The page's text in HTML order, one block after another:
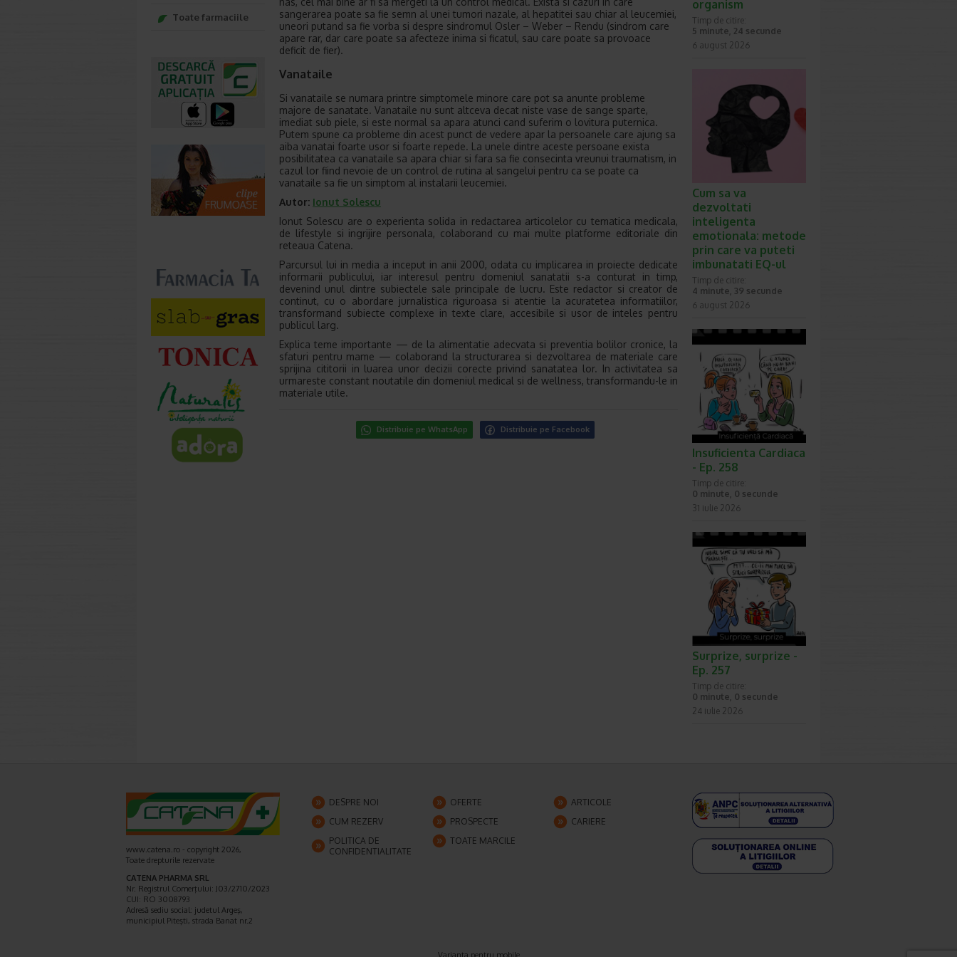
sangerarea poate sa fie semn al unei tumori nazale, al hepatitei sau chiar al leucemiei,
uneori putand sa fie vorba si despre sindromul Osler – Weber – Rendu (sindrom care
apare rar, dar care poate sa afecteze inima si ficatul, sau care poate sa provoace
deficit de fier).
Vanataile
Si vanataile se numara printre simptomele minore care pot sa anunte probleme
majore de sanatate. Vanataile nu sunt altceva decat niste vase de sange sparte,
imediat sub piele, si este normal sa apara atunci cand suferim o lovitura puternica.
Putem spune ca probleme din acest punct de vedere apar la persoanele care ajung sa
aiba vanatai foarte usor si foarte repede. La unele dintre aceste persoane exista
posibilitatea ca vanataile sa apara chiar si fara sa fie consecinta vreunui traumatism, in
cazul lor fiind nevoie de un control de rutina al sangelui pentru ca se poate ca
vanataile sa fie un simptom al instalarii leucemiei.
Autor: Ionut Solescu
Ionut Solescu are o experienta solida in redactarea articolelor cu tematica medicala,
de lifestyle si ingrijire personala, colaborand cu mai multe platforme editoriale din
reteaua Catena.
Parcursul lui in media a inceput in anii 2000, odata cu implicarea in proiecte dedicate
informarii publicului, iar interesul pentru domeniul sanatatii s-a conturat in timp,
devenind unul dintre subiectele sale principale de lucru. Este redactor si creator de
continut, cu o abordare jurnalistica riguroasa si atentie la acuratetea informatiilor,
transformand subiecte complexe in texte clare, accesibile si usor de inteles pentru
publicul larg.
Explica teme importante — de la alimentatie adecvata si preventia bolilor cronice, la
sfaturi pentru mame — colaborand la structurarea si dezvoltarea de materiale care
sprijina cititorii in luarea unor decizii corecte privind sanatatea lor. In activitatea sa
urmareste constant noutatile din domeniul medical si de wellness, transformandu-le in
materiale utile.
Distribuie pe WhatsApp Distribuie pe Facebook
Toate farmaciile
organism
Timp de citire:
5 minute, 24 secunde
6 august 2026
Cum sa va
dezvoltati
inteligenta
emotionala: metode
prin care va puteti
imbunatati EQ-ul
Timp de citire:
4 minute, 39 secunde
6 august 2026
Insuficienta Cardiaca
- Ep. 258
Timp de citire:
0 minute, 0 secunde
31 iulie 2026
Surprize, surprize -
Ep. 257
Timp de citire:
0 minute, 0 secunde
24 iulie 2026
www.catena.ro - copyright 2026,
Toate drepturile rezervate
CATENA PHARMA SRL
Nr. Registrul Comerţului: J03/2710/2023
CUI: RO 3008793
Adresă sediu social: judetul Argeş,
municipiul Piteşti, strada Banat nr.2
DESPRE NOI OFERTE
ARTICOLE
CUM REZERV
PROSPECTE
CARIERE
POLITICA DE
CONFIDENTIALITATE
TOATE MARCILE
Varianta pentru mobile